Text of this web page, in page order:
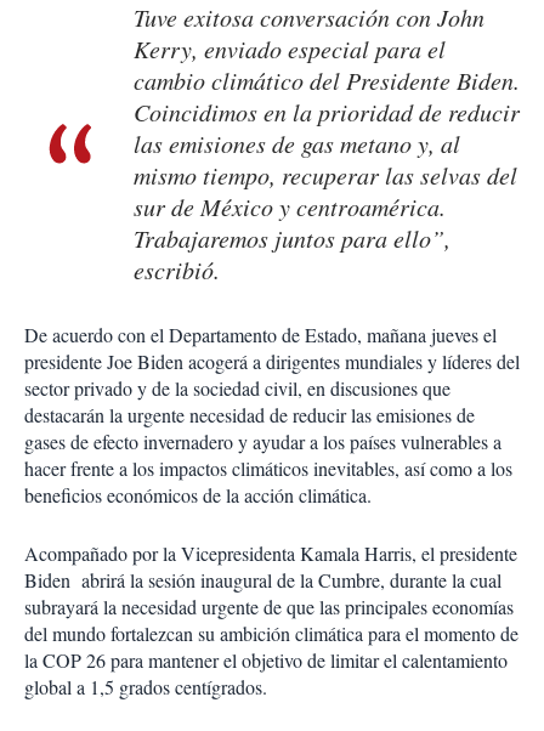
Tuve exitosa conversación con John
Kerry, enviado especial para el
cambio climático del Presidente Biden.
Coincidimos en la prioridad de reducir
las emisiones de gas metano y, al
mismo tiempo, recuperar las selvas del
sur de México y centroamérica.
Trabajaremos juntos para ello”,
escribió.
De acuerdo con el Departamento de Estado, mañana jueves el
presidente Joe Biden acogerá a dirigentes mundiales y líderes del
sector privado y de la sociedad civil, en discusiones que
destacarán la urgente necesidad de reducir las emisiones de
gases de efecto invernadero y ayudar a los países vulnerables a
hacer frente a los impactos climáticos inevitables, así como a los
beneficios económicos de la acción climática.
Acompañado por la Vicepresidenta Kamala Harris, el presidente
Biden abrirá la sesión inaugural de la Cumbre, durante la cual
subrayará la necesidad urgente de que las principales economías
del mundo fortalezcan su ambición climática para el momento de
la COP 26 para mantener el objetivo de limitar el calentamiento
global a 1,5 grados centígrados.